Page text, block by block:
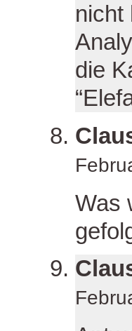
nicht
die
Was